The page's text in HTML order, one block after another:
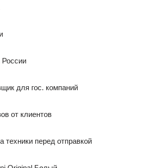
России
для гос. компаний
от клиентов
техники перед отправкой